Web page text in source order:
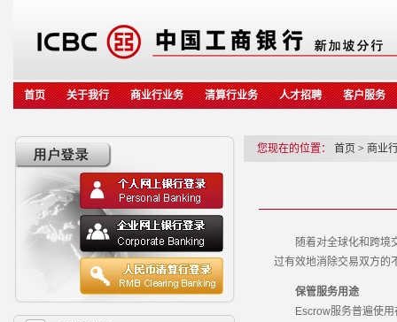
首页 关于我行 商业行业务 清算行业务 人才招聘 客户服务
您现在的位置： 首页 > 商业
随着对全球化和跨境交
过有效地消除交易双方的
保管服务用途
Escrow服务普遍使用